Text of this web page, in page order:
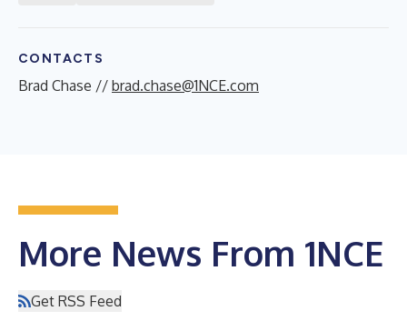
CONTACTS
Brad Chase // brad.chase@1NCE.com
More News From 1NCE
Get RSS Feed